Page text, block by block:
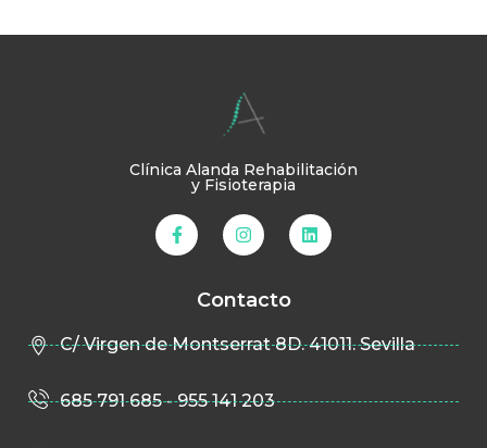
Clínica Alanda Rehabilitación
y Fisioterapia
Contacto
C/ Virgen de Montserrat 8D. 41011. Sevilla
685 791 685 - 955 141 203